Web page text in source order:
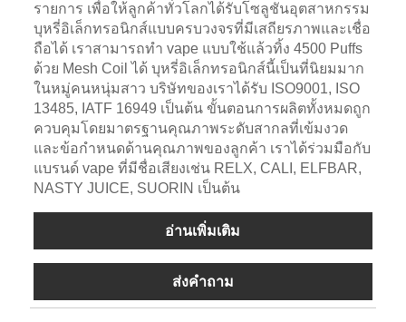
รายการ เพื่อให้ลูกค้าทั่วโลกได้รับโซลูชันอุตสาหกรรม
บุหรี่อิเล็กทรอนิกส์แบบครบวงจรที่มีเสถียรภาพและเชื่อ
ถือได้ เราสามารถทำ vape แบบใช้แล้วทิ้ง 4500 Puffs
ด้วย Mesh Coil ได้ บุหรี่อิเล็กทรอนิกส์นี้เป็นที่นิยมมาก
ในหมู่คนหนุ่มสาว บริษัทของเราได้รับ ISO9001, ISO
13485, IATF 16949 เป็นต้น ขั้นตอนการผลิตทั้งหมดถูก
ควบคุมโดยมาตรฐานคุณภาพระดับสากลที่เข้มงวด
และข้อกำหนดด้านคุณภาพของลูกค้า เราได้ร่วมมือกับ
แบรนด์ vape ที่มีชื่อเสียงเช่น RELX, CALI, ELFBAR,
NASTY JUICE, SUORIN เป็นต้น
อ่านเพิ่มเติม
ส่งคำถาม